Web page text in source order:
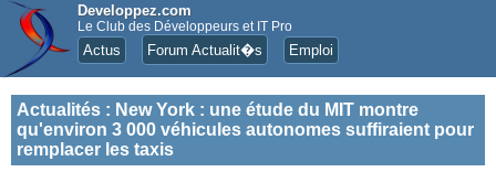
Developpez.com
Le Club des Développeurs et IT Pro
Actus Forum Actualit�s Emploi
Actualités : New York : une étude du MIT montre
qu'environ 3 000 véhicules autonomes suffiraient pour
remplacer les taxis